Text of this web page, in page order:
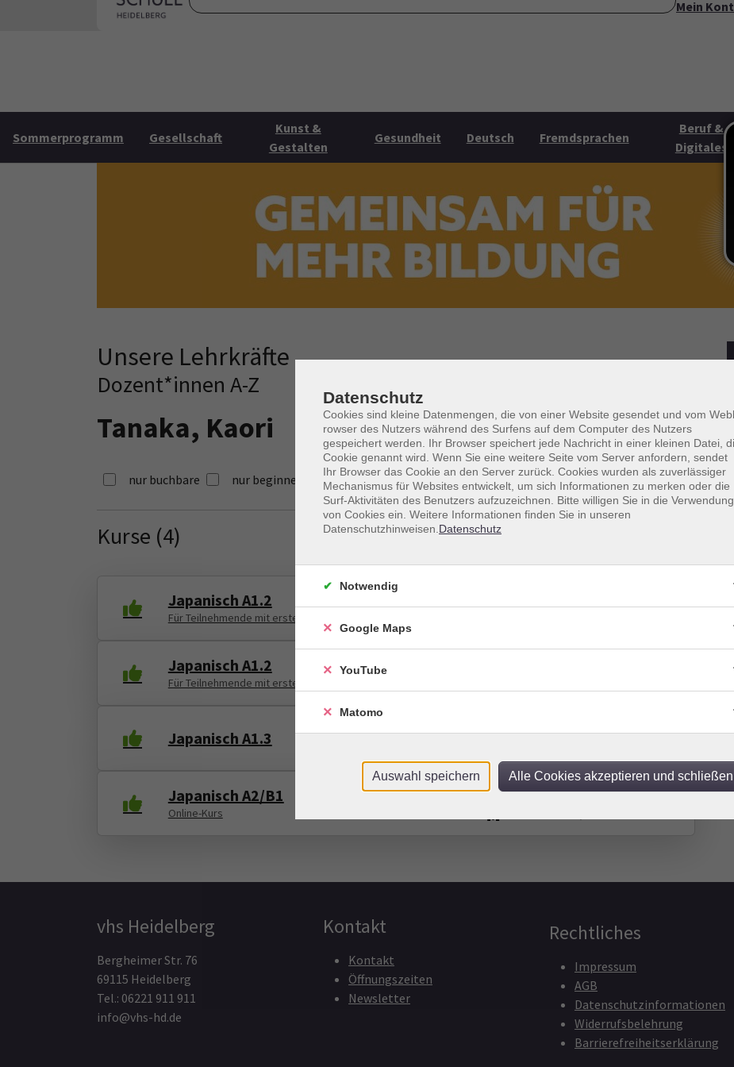
Startseite Über uns Mehr Angebote Öffnungszeiten Kontakt
Mein
Sommerprogramm Gesellschaft
Kunst &
Gestalten
Gesundheit Deutsch Fremdsprachen
Beruf &
Digitales
Unsere Lehrkräfte
Dozent*innen A-Z
Tanaka, Kaori
nur buchbare nur beginnende
Kurse (4)
Japanisch A1.2
Für Teilnehmende mit ersten Vorkenntnissen
Japanisch A1.2
Für Teilnehmende mit ersten Vorkenntnissen
Japanisch A1.3 Mi .23.09.202620:00Uhr
Japanisch A2/B1
Online-Kurs
Di .29.09.202620:00Uhr
vhs Heidelberg
Bergheimer Str. 76
69115 Heidelberg
Tel.: 06221 911 911
info@vhs-hd.de
Kontakt
Kontakt
Öffnungszeiten
Newsletter
Rechtliches
Impressum
AGB
Datenschutzinformationen
Widerrufsbelehrung
Barrierefreiheitserklärung
Datenschutz
Cookies sind kleine Datenmengen, die von einer Website gesendet und vom
rowser des Nutzers während des Surfens auf dem Computer des Nutzers
gespeichert werden. Ihr Browser speichert jede Nachricht in einer kleinen Datei,
Cookie genannt wird. Wenn Sie eine weitere Seite vom Server anfordern, sendet
Ihr Browser das Cookie an den Server zurück. Cookies wurden als zuverlässiger
Mechanismus für Websites entwickelt, um sich Informationen zu merken oder die
Surf-Aktivitäten des Benutzers aufzuzeichnen. Bitte willigen Sie in die Verwendung
von Cookies ein. Weitere Informationen finden Sie in unseren
Datenschutzhinweisen. Datenschutz
Notwendig
Google Maps
YouTube
Matomo
Auswahl speichern Alle Cookies akzeptieren und schließen